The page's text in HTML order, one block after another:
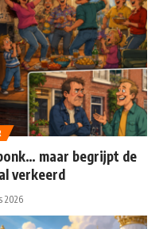
maar begrijpt de
verkeerd
2026